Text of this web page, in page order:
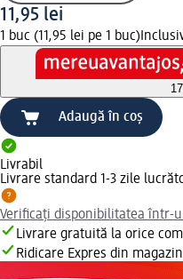
11,95 lei
1 buc (11,95 lei pe 1 buc)
Adaugă în coș
Livrabil
Livrare standard 1-3 zile
Verificați disponibilitatea într-
Livrare gratuită la orice
Ridicare Expres din